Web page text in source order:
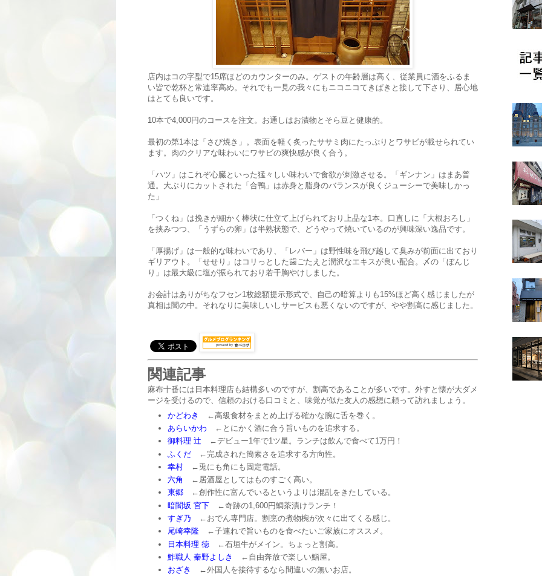
店内はコの字型で15席ほどのカウンターのみ。ゲストの年齢層は高く、従業員に酒をふるま
い皆で乾杯と常連率高め。それでも一見の我々にもニコニコてきぱきと接して下さり、居心地
はとても良いです。
10本で4,000円のコースを注文。お通しはお漬物とそら豆と健康的。
最初の第1本は「さび焼き」。表面を軽く炙ったササミ肉にたっぷりとワサビが載せられてい
ます。肉のクリアな味わいにワサビの爽快感が良く合う。
「ハツ」はこれぞ心臓といった猛々しい味わいで食欲が刺激させる。「ギンナン」はまあ普
通。大ぶりにカットされた「合鴨」は赤身と脂身のバランスが良くジューシーで美味しかっ
た」
「つくね」は挽きが細かく棒状に仕立て上げられており上品な1本。口直しに「大根おろし」
を挟みつつ、「うずらの卵」は半熟状態で、どうやって焼いているのが興味深い逸品です。
「厚揚げ」は一般的な味わいであり、「レバー」は野性味を飛び越して臭みが前面に出ており
ギリアウト。「せせり」はコリっとした歯ごたえと潤沢なエキスが良い配合。〆の「ぼんじ
り」は最大級に塩が振られており若干胸やけしました。
お会計はありがちなフセン1枚総額提示形式で、自己の暗算よりも15%ほど高く感じましたが
真相は闇の中。それなりに美味しいしサービスも悪くないのですが、やや割高に感じました。
関連記事
麻布十番には日本料理店も結構多いのですが、割高であることが多いです。外すと懐が大ダメ
ージを受けるので、信頼のおける口コミと、味覚が似た友人の感想に頼って訪れましょう。
かどわき
←高級食材をまとめ上げる確かな腕に舌を巻く。
あらいかわ ←とにかく酒に合う旨いものを追求する。
御料理 辻 ←デビュー1年で1ツ星。ランチは飲んで食べて1万円！
ふくだ ←完成された簡素さを追求する方向性。
幸村 ←兎にも角にも固定電話。
六角
←居酒屋としてはものすごく高い。
東郷 ←創作性に富んでいるというよりは混乱をきたしている。
暗闇坂 宮下 ←奇跡の1,600円鯛茶漬けランチ！
すぎ乃 ←おでん専門店。割烹の煮物椀が次々に出てくる感じ。
尾崎幸隆 ←子連れで旨いものを食べたいご家族にオススメ。
日本料理 徳 ←石垣牛がメイン。ちょっと割高。
鮓職人 秦野よしき
←自由奔放で楽しい鮨屋。
おざき
←外国人を接待するなら間違いの無いお店。